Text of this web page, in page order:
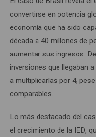
convertirse en potencia
economía que ha sido
década a 40 millones de
aumentar sus ingresos.
inversiones que llegaban
a multiplicarlas por 4,
comparables.
Lo más destacado del
el crecimiento de la IED,